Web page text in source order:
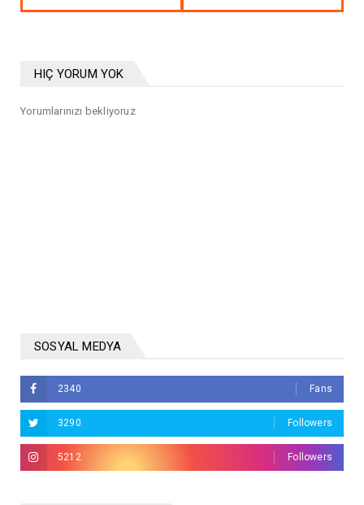
HIÇ YORUM YOK
Yorumlarınızı bekliyoruz
SOSYAL MEDYA
2340 Fans
3290 Followers
5212 Followers